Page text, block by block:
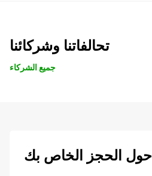
تحالفاتنا وشركائنا
جميع الشركاء
حول الحجز الخاص بك